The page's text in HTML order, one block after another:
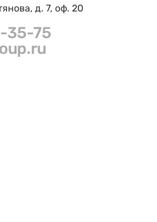
д. 7, оф. 20
35-75